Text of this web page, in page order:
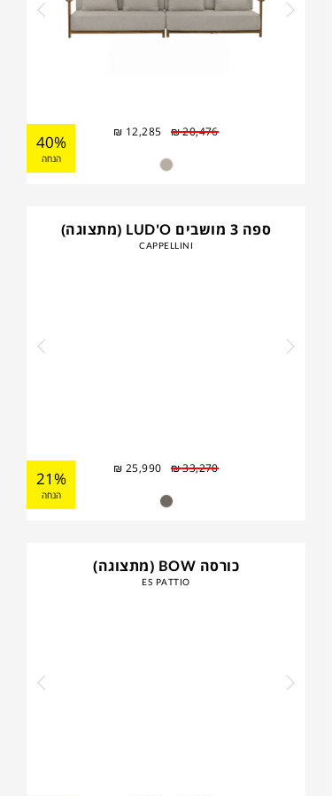
₪20,476
₪ 12,285
40%
הנחה
ספה 3 מושבים LUD'O (מתצוגה)
CAPPELLINI
₪33,270
₪ 25,990
21%
הנחה
כורסה BOW (מתצוגה)
ES PATTIO